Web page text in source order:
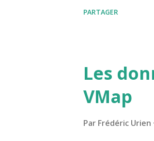
PARTAGER
Les
VMap
Par Frédéric Urien